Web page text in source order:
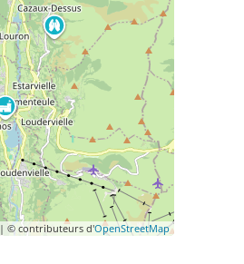
| © contributeurs d'OpenStreetMap